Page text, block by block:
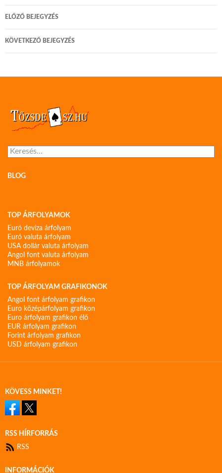
Bejegyzés
navigáció
ELŐZŐ BEJEGYZÉS
KÖVETKEZŐ BEJEGYZÉS
Keresés:
BLOG
TOP ÁRFOLYAMOK
Euró deviza árfolyam
Euró valuta árfolyam
USA dollár valuta árfolyam
Angol font valuta árfolyam
MNB árfolyamok
TOP ÁRFOLYAM GRAFIKONOK
Angol font árfolyam grafikon
Euro középárfolyam grafikon
Euro árfolyam grafikon élő
EUR árfolyam grafikon
Forint árfolyam grafikon
USD árfolyam grafikon
KÖVESS MINKET!
RSS HÍRFORRÁS
RSS
INFORMÁCIÓK